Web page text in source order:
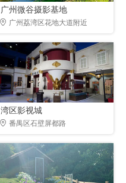
广州微谷摄影基地
广州荔湾区花地大道附近
湾区影视城
番禺区石壁屏都路